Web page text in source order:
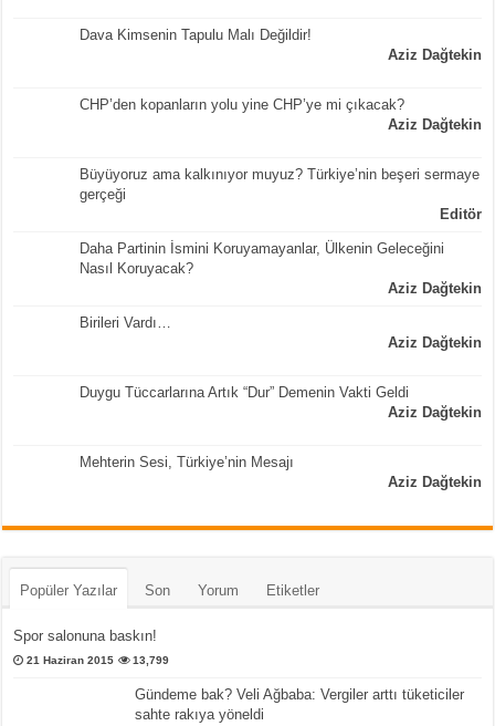
Dava Kimsenin Tapulu Malı Değildir!
Aziz Dağtekin
CHP’den kopanların yolu yine CHP’ye mi çıkacak?
Aziz Dağtekin
Büyüyoruz ama kalkınıyor muyuz? Türkiye’nin beşeri sermaye
gerçeği
Editör
Daha Partinin İsmini Koruyamayanlar, Ülkenin Geleceğini
Nasıl Koruyacak?
Aziz Dağtekin
Birileri Vardı…
Aziz Dağtekin
Duygu Tüccarlarına Artık “Dur” Demenin Vakti Geldi
Aziz Dağtekin
Mehterin Sesi, Türkiye’nin Mesajı
Aziz Dağtekin
Popüler Yazılar Son Yorum Etiketler
Spor salonuna baskın!
21 Haziran 2015 13,799
Gündeme bak? Veli Ağbaba: Vergiler arttı tüketiciler
sahte rakıya yöneldi